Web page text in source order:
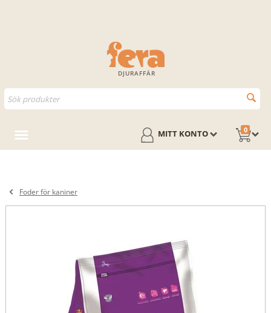
DJURAFFÄR
0
MITT KONTO
Foder för kaniner